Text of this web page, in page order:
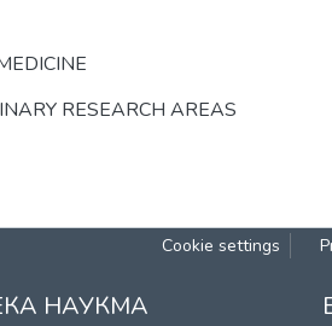
RESEARCH AREAS
Cookie settings
НАУКМА